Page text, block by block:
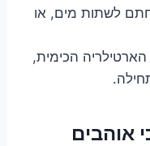
לשתות מים, או
הכימית,
אוהבים